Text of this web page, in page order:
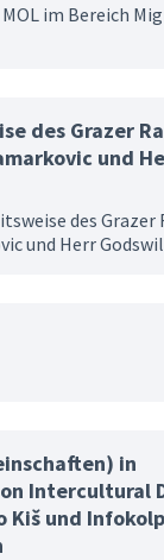
im Bereich
des Grazer
und
des Grazer
und Herr
in
Intercultural
Kiš und